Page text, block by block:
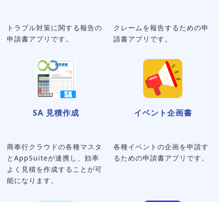
トラブル対策に関する報告の
申請書アプリです。
クレームを報告するための申
請書アプリです。
SA 見積作成
商奉行クラウドの各種マスタ
とAppSuiteが連携し、効率
よく見積を作成することが可
能になります。
イベント企画書
各種イベントの企画を申請す
るための申請書アプリです。